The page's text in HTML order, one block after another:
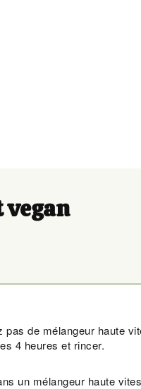
vegan
pas de mélangeur haute
4 heures et rincer.
un mélangeur haute